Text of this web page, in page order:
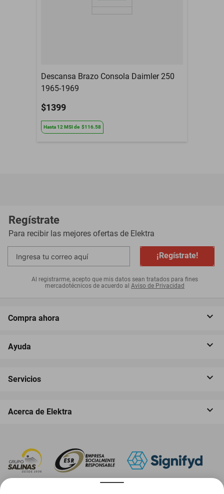
Descansa Brazo Consola Daimler 250
1965-1969
$1399
Hasta12 MSIde $116.58
Regístrate
Para recibir las mejores ofertas de Elektra
¡Regístrate!
Al registrarme, acepto que mis datos sean tratados para fines
mercadotécnicos de acuerdo al Aviso de Privacidad
Compra ahora
Ayuda
Servicios
Acerca de Elektra